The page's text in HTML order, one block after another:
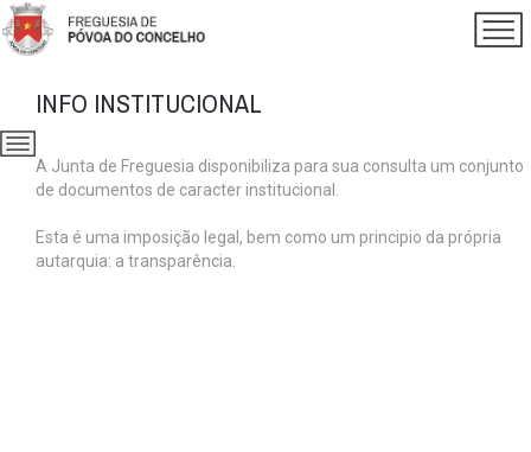
INFO INSTITUCIONAL
A Junta de Freguesia disponibiliza para sua consulta um conjunto
de documentos de caracter institucional.
Esta é uma imposição legal, bem como um principio da própria
autarquia: a transparência.